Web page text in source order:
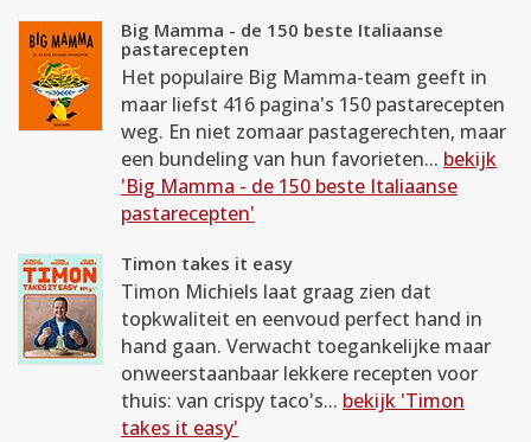
Big Mamma - de 150 beste Italiaanse
pastarecepten
Het populaire Big Mamma-team geeft in
maar liefst 416 pagina's 150 pastarecepten
weg. En niet zomaar pastagerechten, maar
een bundeling van hun favorieten... bekijk
'Big Mamma - de 150 beste Italiaanse
pastarecepten'
Timon takes it easy
Timon Michiels laat graag zien dat
topkwaliteit en eenvoud perfect hand in
hand gaan. Verwacht toegankelijke maar
onweerstaanbaar lekkere recepten voor
thuis: van crispy taco's... bekijk 'Timon
takes it easy'